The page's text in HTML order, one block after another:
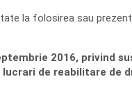
la folosirea sau
2016, privind
de reabilitare de